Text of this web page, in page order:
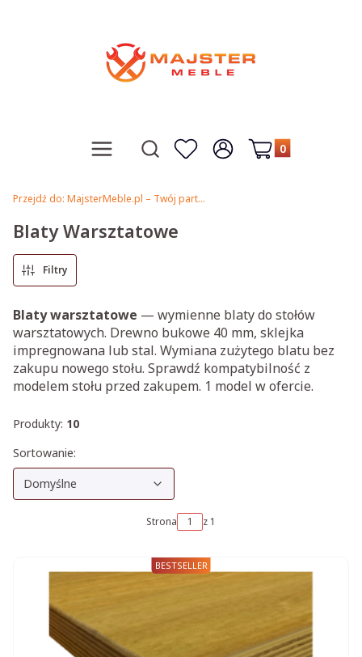
Menu Otwórz wyszukiwarkę
Szukaj UlubioneZaloguj się
Produkty w
Koszyk
Przejdź do: MajsterMeble.pl – Twój partner w solidnych rozwiązaniach!
Blaty Warsztatowe
Filtry
Blaty warsztatowe — wymienne blaty do stołów
warsztatowych. Drewno bukowe 40 mm, sklejka
impregnowana lub stal. Wymiana zużytego blatu bez
zakupu nowego stołu. Sprawdź kompatybilność z
modelem stołu przed zakupem. 1 model w ofercie.
Produkty: 10
Lista produktów
Sortowanie:
Domyślne
Strona z 1
BESTSELLER